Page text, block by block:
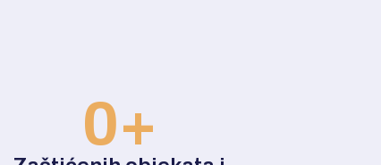
0+